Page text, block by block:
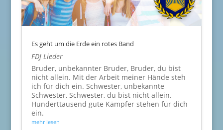
Es geht um die Erde ein rotes Band
FDJ Lieder
Bruder, unbekannter Bruder, Bruder, du bist
nicht allein. Mit der Arbeit meiner Hände steh
ich für dich ein. Schwester, unbekannte
Schwester, Schwester, du bist nicht allein.
Hunderttausend gute Kämpfer stehen für dich
ein.
mehr lesen